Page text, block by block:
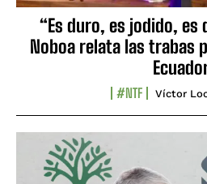
“Es duro, es jodido,
Noboa relata las trabas
#NTF Víctor